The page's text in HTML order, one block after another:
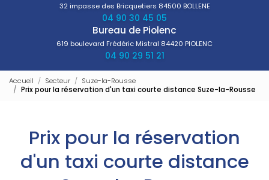
32 impasse des Bricquetiers 84500 BOLLENE
04 90 30 45 05
Bureau de Piolenc
619 boulevard Frédéric Mistral 84420 PIOLENC
04 90 29 51 21
Accueil Secteur
Suze-la-Rousse
Prix pour la réservation d'un taxi courte distance Suze-la-Rousse
Prix pour la réservation
d'un taxi courte distance